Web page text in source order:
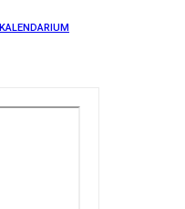
KALENDARIUM